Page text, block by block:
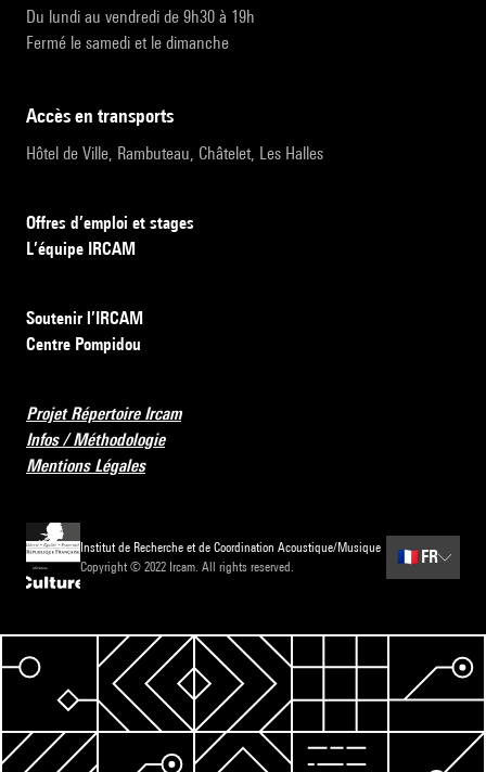
Du lundi au vendredi de 9h30 à 19h
Fermé le samedi et le dimanche
accès en transports
Hôtel de Ville, Rambuteau, Châtelet, Les Halles
Offres d’emploi et stages
L’équipe IRCAM
Soutenir l’IRCAM
Centre Pompidou
Projet Répertoire Ircam
Infos / Méthodologie
Mentions Légales
Institut de Recherche et de Coordination Acoustique/Musique
Copyright © 2022 Ircam. All rights reserved.
🇫🇷 FR